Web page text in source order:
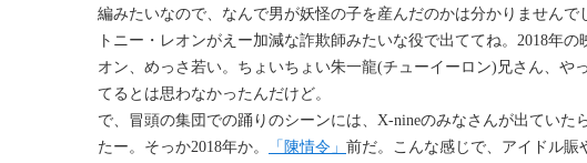
編みたいなので、なんで男が妖怪の子を産んだのかは分かりませんで
トニー・レオンがえー加減な詐欺師みたいな役で出ててね。2018年
オン、めっさ若い。ちょいちょい朱一龍(チューイーロン)兄さん、
てるとは思わなかったんだけど。
で、冒頭の集団での踊りのシーンには、X-nineのみなさんが出てい
たー。そっか2018年か。
「陳情令」 前だ。こんな感じで、アイドル賑